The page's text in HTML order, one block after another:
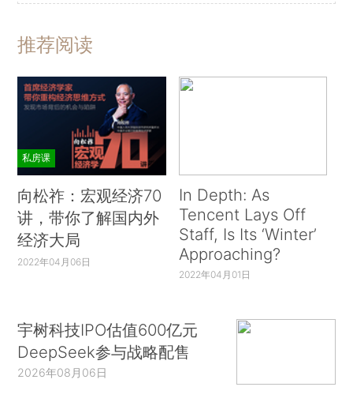
推荐阅读
私房课
向松祚：宏观经济70
讲，带你了解国内外
经济大局
2022年04月06日
In Depth: As
Tencent Lays Off
Staff, Is Its ‘Winter’
Approaching?
2022年04月01日
宇树科技IPO估值600亿元
DeepSeek参与战略配售
2026年08月06日